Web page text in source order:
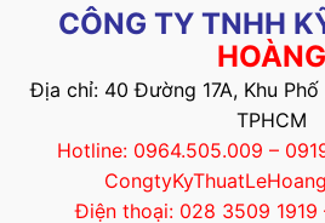
CÔNG TY TNHH
HOÀNG
Địa chỉ: 40 Đường 17A, Khu Phố
TPHCM
Hotline: 0964.505.009 –
Điện thoại: 028 3509 1919